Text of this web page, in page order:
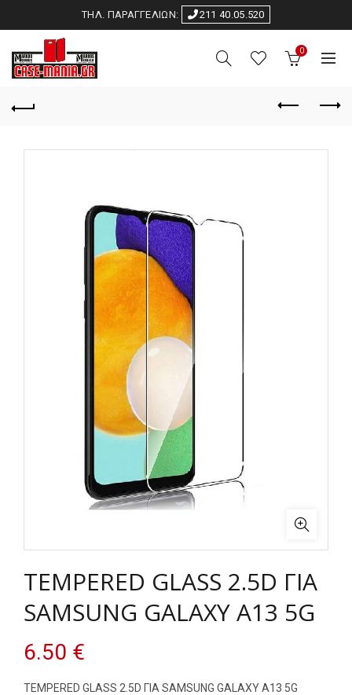
ΤΗΛ. ΠΑΡΑΓΓΕΛΙΩΝ: 211 40.05.520
0
TEMPERED GLASS 2.5D ΓΙΑ
SAMSUNG GALAXY A13 5G
6.50 €
TEMPERED GLASS 2.5D ΓΙΑ SAMSUNG GALAXY A13 5G